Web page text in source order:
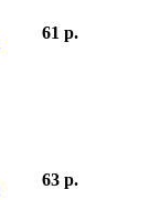
61 р.
63 р.